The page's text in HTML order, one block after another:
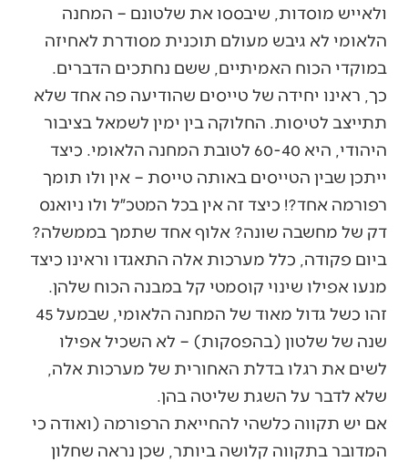
ולאייש מוסדות, שיבססו את שלטונם – המחנה
הלאומי לא גיבש מעולם תוכנית מסודרת לאחיזה
במוקדי הכוח האמיתיים, ששם נחתכים הדברים.
כך, ראינו יחידה של טייסים שהודיעה פה אחד שלא
תתייצב לטיסות. החלוקה בין ימין לשמאל בציבור
היהודי, היא 60-40 לטובת המחנה הלאומי. כיצד
ייתכן שבין הטייסים באותה טייסת – אין ולו תומך
רפורמה אחד?! כיצד זה אין בכל המטכ״ל ולו ניואנס
דק של מחשבה שונה? אלוף אחד שתמך בממשלה?
ביום פקודה, כלל מערכות אלה התאגדו וראינו כיצד
מנעו אפילו שינוי קוסמטי קל במבנה הכוח שלהן.
זהו כשל גדול מאוד של המחנה הלאומי, שבמעל 45
שנה של שלטון (בהפסקות) – לא השכיל אפילו
לשים את רגלו בדלת האחורית של מערכות אלה,
שלא לדבר על השגת שליטה בהן.
אם יש תקווה כלשהי להחייאת הרפורמה (ואודה כי
המדובר בתקווה קלושה ביותר, שכן נראה שחלון